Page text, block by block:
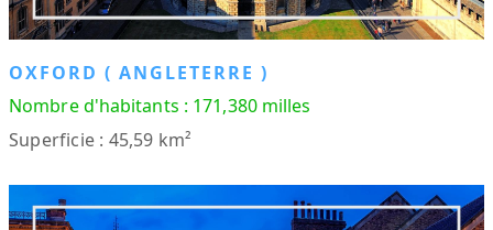
OXFORD ( ANGLETERRE )
Nombre d'habitants : 171,380 milles
Superficie : 45,59 km²